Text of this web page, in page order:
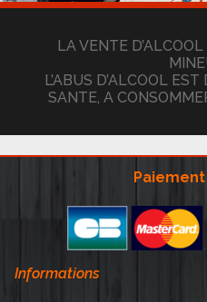
LA VENTE
L’ABUS D’ALCOOL
SANTE, A
Informations